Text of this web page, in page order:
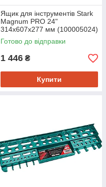
Ящик для інструментів Stark
Magnum PRO 24"
314x607x277 мм (100005024)
Готово до відправки
1 446 ₴
Купити